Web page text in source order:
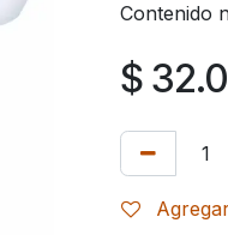
Contenido
$